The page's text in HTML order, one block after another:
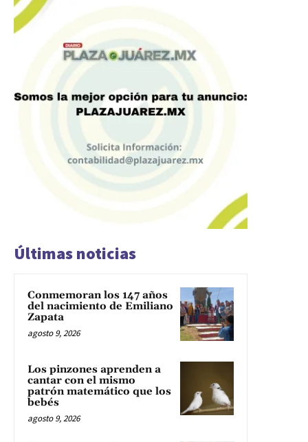
Últimas noticias
Conmemoran los 147 años
del nacimiento de Emiliano
Zapata
agosto 9, 2026
Los pinzones aprenden a
cantar con el mismo
patrón matemático que los
bebés
agosto 9, 2026